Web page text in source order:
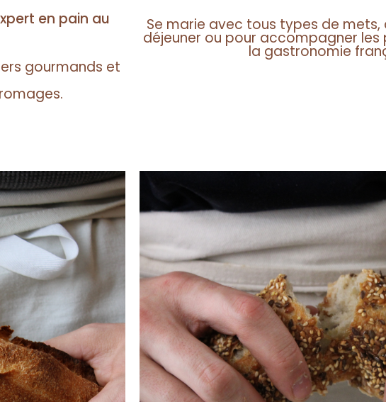
en pain au
gourmands et
Se marie avec tous types de
déjeuner ou pour accompagner
la gastronomie